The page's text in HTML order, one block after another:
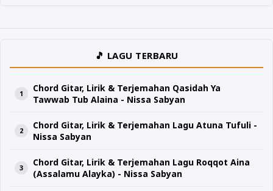
🎵 LAGU TERBARU
Chord Gitar, Lirik & Terjemahan Qasidah Ya
Tawwab Tub Alaina - Nissa Sabyan
Chord Gitar, Lirik & Terjemahan Lagu Atuna Tufuli -
Nissa Sabyan
Chord Gitar, Lirik & Terjemahan Lagu Roqqot Aina
(Assalamu Alayka) - Nissa Sabyan